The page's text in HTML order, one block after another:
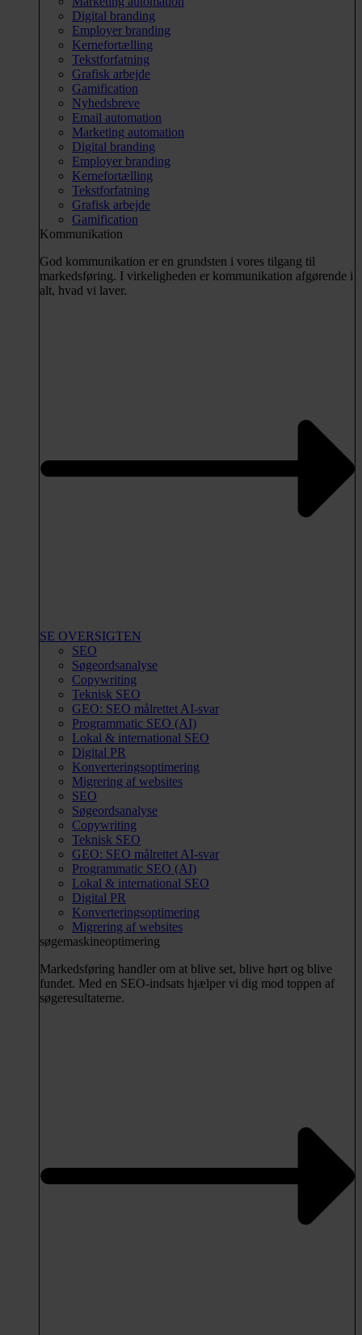
Digital branding
Employer branding
Kernefortælling
Tekstforfatning
Grafisk arbejde
Gamification
Nyhedsbreve
Email automation
Marketing automation
Digital branding
Employer branding
Kernefortælling
Tekstforfatning
Grafisk arbejde
Gamification
Kommunikation
God kommunikation er en grundsten i vores tilgang til
markedsføring. I virkeligheden er kommunikation afgørende i
alt, hvad vi laver.
SE OVERSIGTEN
SEO
Søgeordsanalyse
Copywriting
Teknisk SEO
GEO: SEO målrettet AI-svar
Programmatic SEO (AI)
Lokal & international SEO
Digital PR
Konverteringsoptimering
Migrering af websites
SEO
Søgeordsanalyse
Copywriting
Teknisk SEO
GEO: SEO målrettet AI-svar
Programmatic SEO (AI)
Lokal & international SEO
Digital PR
Konverteringsoptimering
Migrering af websites
søgemaskineoptimering
Markedsføring handler om at blive set, blive hørt og blive
fundet. Med en SEO-indsats hjælper vi dig mod toppen af
søgeresultaterne.